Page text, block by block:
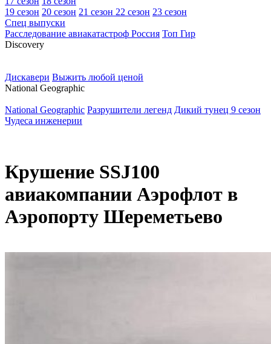
19 сезон 20 сезон 21 сезон 22 сезон 23 сезон
Спец выпуски
Расследование авиакатастроф Россия Топ Гир
Discovery
Дискавери Выжить любой ценой
National Geographic
National Geographic Разрушители легенд Дикий тунец 9 сезон
Чудеса инженерии
Крушение SSJ100
авиакомпании Аэрофлот в
Аэропорту Шереметьево